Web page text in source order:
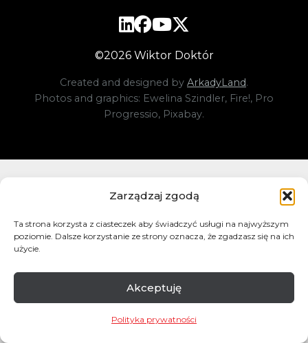
Zarządzaj zgodą
Ta strona korzysta z ciasteczek aby świadczyć usługi na najwyższym
poziomie. Dalsze korzystanie ze strony oznacza, że zgadzasz się na ich
użycie.
Akceptuję
Polityka prywatności
©2026Wiktor Doktór
Created and designed by ArkadyLand.
Photos and graphics: Ewelina Szindler, Fire!, Pro
Progressio, Pixabay.